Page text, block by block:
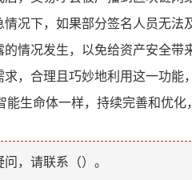
况下，如果部分签名人员无
情况发生，以免给资产安全
，合理且巧妙地利用这一功
生命体一样，持续完善和优化
问，请联系（）。